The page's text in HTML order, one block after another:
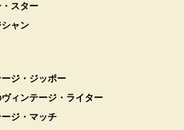
スター
シャン
ジ・ジッポー
ィンテージ・ライター
ジ・マッチ